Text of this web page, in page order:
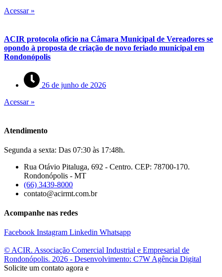
Acessar »
ACIR protocola oficio na Câmara Municipal de Vereadores se
opondo à proposta de criação de novo feriado municipal em
Rondonópolis
26 de junho de 2026
Acessar »
Atendimento
Segunda a sexta: Das 07:30 às 17:48h.
Rua Otávio Pitaluga, 692 - Centro. CEP: 78700-170.
Rondonópolis - MT
(66) 3439-8000
contato@acirmt.com.br
Acompanhe nas redes
Facebook Instagram Linkedin Whatsapp
© ACIR. Associação Comercial Industrial e Empresarial de
Rondonópolis. 2026 - Desenvolvimento: C7W Agência Digital
Solicite um contato agora e